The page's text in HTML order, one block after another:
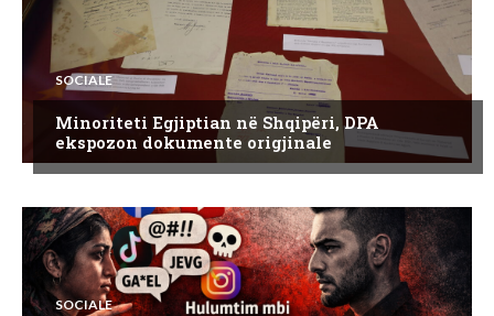
SOCIALE
Minoriteti Egjiptian në Shqipëri, DPA
ekspozon dokumente origjinale
SOCIALE